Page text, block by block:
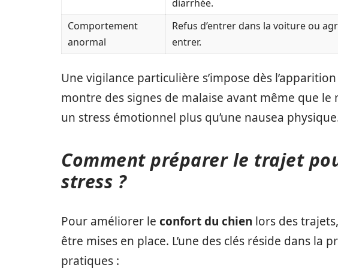
diarrhée.
Comportement
anormal
Refus d’entrer dans la voiture ou
entrer.
Une vigilance particulière s’impose dès
montre des signes de malaise avant même que
un stress émotionnel plus qu’une nausea
Comment préparer le trajet
stress ?
Pour améliorer le confort du chien lors des
être mises en place. L’une des clés réside dans la
pratiques :